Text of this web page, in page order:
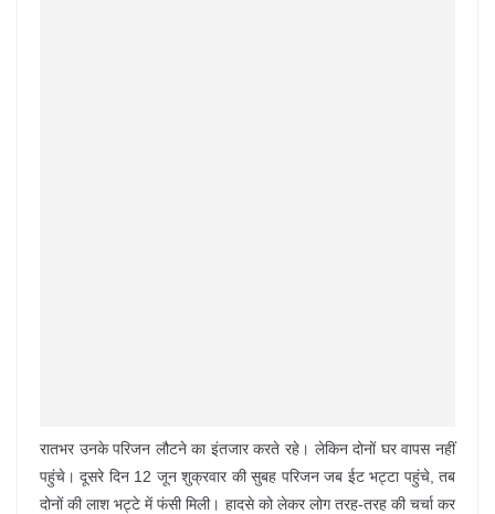
रातभर उनके परिजन लौटने का इंतजार करते रहे। लेकिन दोनों घर वापस नहीं
पहुंचे। दूसरे दिन 12 जून शुक्रवार की सुबह परिजन जब ईट भट्टा पहुंचे, तब
दोनों की लाश भट्टे में फंसी मिली। हादसे को लेकर लोग तरह-तरह की चर्चा कर